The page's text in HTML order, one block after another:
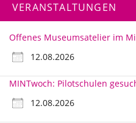
VERANSTALTUNGEN
Offenes Museumsatelier im
12.08.2026
MINTwoch: Pilotschulen
12.08.2026